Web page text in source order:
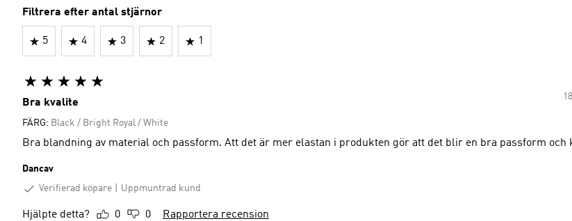
Filtrera efter antal stjärnor
5 4 3 2 1
Bra kvalite
FÄRG: Black / Bright Royal / White
Bra blandning av material och passform. Att det är mer elastan i produkten gör att det blir en bra passform och
Dancav
Verifierad köpare
Uppmuntrad kund
Hjälpte detta? 0 0 Rapportera recension